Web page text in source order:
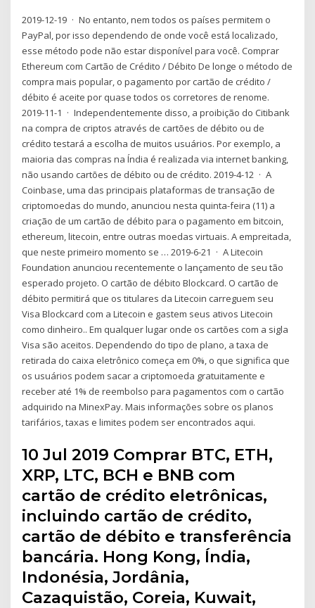
2019-12-19 · No entanto, nem todos os países permitem o
PayPal, por isso dependendo de onde você está localizado,
esse método pode não estar disponível para você. Comprar
Ethereum com Cartão de Crédito / Débito De longe o método de
compra mais popular, o pagamento por cartão de crédito /
débito é aceite por quase todos os corretores de renome.
2019-11-1 · Independentemente disso, a proibição do Citibank
na compra de criptos através de cartões de débito ou de
crédito testará a escolha de muitos usuários. Por exemplo, a
maioria das compras na Índia é realizada via internet banking,
não usando cartões de débito ou de crédito. 2019-4-12 · A
Coinbase, uma das principais plataformas de transação de
criptomoedas do mundo, anunciou nesta quinta-feira (11) a
criação de um cartão de débito para o pagamento em bitcoin,
ethereum, litecoin, entre outras moedas virtuais. A empreitada,
que neste primeiro momento se … 2019-6-21 · A Litecoin
Foundation anunciou recentemente o lançamento de seu tão
esperado projeto. O cartão de débito Blockcard. O cartão de
débito permitirá que os titulares da Litecoin carreguem seu
Visa Blockcard com a Litecoin e gastem seus ativos Litecoin
como dinheiro.. Em qualquer lugar onde os cartões com a sigla
Visa são aceitos. Dependendo do tipo de plano, a taxa de
retirada do caixa eletrônico começa em 0%, o que significa que
os usuários podem sacar a criptomoeda gratuitamente e
receber até 1% de reembolso para pagamentos com o cartão
adquirido na MinexPay. Mais informações sobre os planos
tarifários, taxas e limites podem ser encontrados aqui.
10 Jul 2019 Comprar BTC, ETH,
XRP, LTC, BCH e BNB com
cartão de crédito eletrônicas,
incluindo cartão de crédito,
cartão de débito e transferência
bancária. Hong Kong, Índia,
Indonésia, Jordânia,
Cazaquistão, Coreia, Kuwait,